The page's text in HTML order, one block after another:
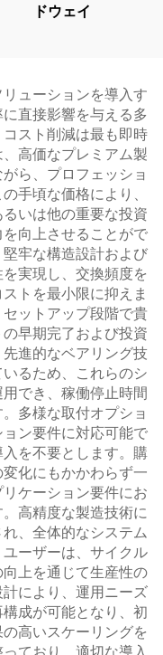
ドウェイ
ューションを導入す
直接影響を与える多
スト削減は最も即時
高価なプレミアム製
ら、プロフェッショ
手頃な価格により、
いは他の重要な投資
向上させることがで
牢な構造設計および
実現し、交換頻度を
トを最小限に抑えま
ットアップ段階で貴
早期完了および投資
進的なベアリング技
るため、これらのシ
でき、稼働停止時間
多様な取付オプショ
ン要件に対応可能で
を不要とします。購
化にもかかわらず一
ケーション要件にお
高精度な製造技術に
、全体的なシステム
ーザーは、サイクル
上を通じて生産性の
により、運用ニーズ
成が可能となり、初
高いスケーリングを